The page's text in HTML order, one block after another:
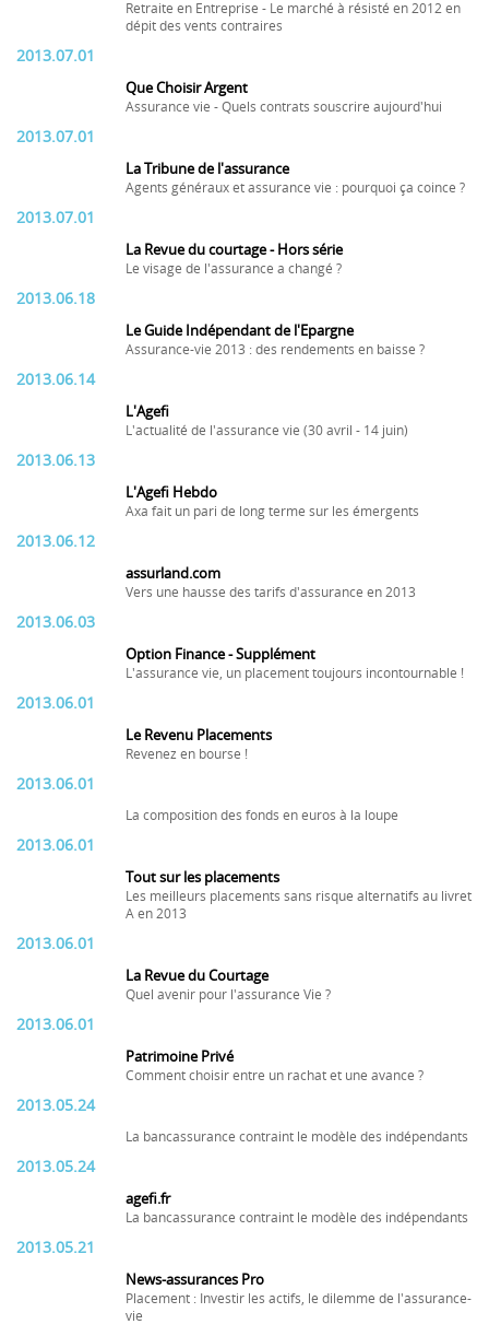
Retraite en Entreprise - Le marché à résisté en 2012 en
dépit des vents contraires
2013.07.01
Que Choisir Argent
Assurance vie - Quels contrats souscrire aujourd'hui
2013.07.01
La Tribune de l'assurance
Agents généraux et assurance vie : pourquoi ça coince ?
2013.07.01
La Revue du courtage - Hors série
Le visage de l'assurance a changé ?
2013.06.18
Le Guide Indépendant de l'Epargne
Assurance-vie 2013 : des rendements en baisse ?
2013.06.14
L'Agefi
L'actualité de l'assurance vie (30 avril - 14 juin)
2013.06.13
L'Agefi Hebdo
Axa fait un pari de long terme sur les émergents
2013.06.12
assurland.com
Vers une hausse des tarifs d'assurance en 2013
2013.06.03
Option Finance - Supplément
L'assurance vie, un placement toujours incontournable !
2013.06.01
Le Revenu Placements
Revenez en bourse !
2013.06.01
La composition des fonds en euros à la loupe
2013.06.01
Tout sur les placements
Les meilleurs placements sans risque alternatifs au livret
A en 2013
2013.06.01
La Revue du Courtage
Quel avenir pour l'assurance Vie ?
2013.06.01
Patrimoine Privé
Comment choisir entre un rachat et une avance ?
2013.05.24
La bancassurance contraint le modèle des indépendants
2013.05.24
agefi.fr
La bancassurance contraint le modèle des indépendants
2013.05.21
News-assurances Pro
Placement : Investir les actifs, le dilemme de l'assurance-
vie